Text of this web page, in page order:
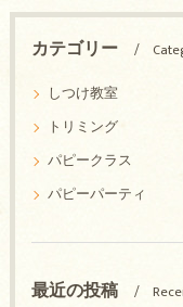
カテゴリー
しつけ教室
トリミング
パピークラス
パピーパーティ
最近の投稿